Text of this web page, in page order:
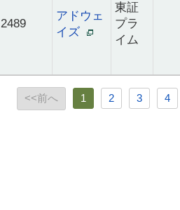
2489
アドウェ
イズ
東証
プラ
イム
<<前へ 1 2 3 4